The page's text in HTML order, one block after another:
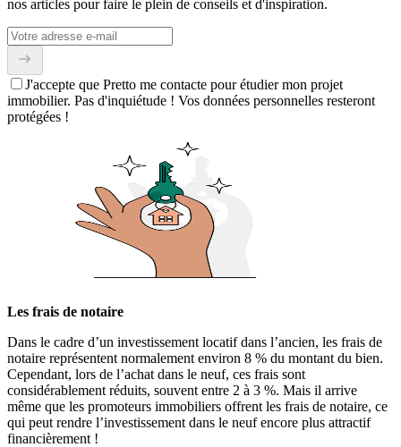
nos articles pour faire le plein de conseils et d'inspiration.
J'accepte que Pretto me contacte pour étudier mon projet
immobilier. Pas d'inquiétude ! Vos données personnelles resteront
protégées !
Les frais de notaire
Dans le cadre d’un investissement locatif dans l’ancien, les frais de
notaire représentent normalement environ 8 % du montant du bien.
Cependant, lors de l’achat dans le neuf, ces frais sont
considérablement réduits, souvent entre 2 à 3 %. Mais il arrive
même que les promoteurs immobiliers offrent les frais de notaire, ce
qui peut rendre l’investissement dans le neuf encore plus attractif
financièrement !